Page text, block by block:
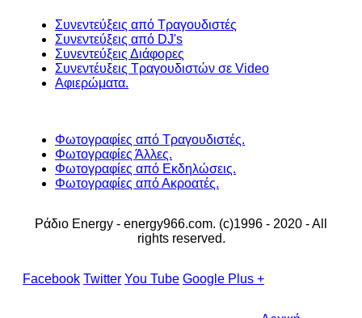
Συνεντεύξεις από Τραγουδιστές
Συνεντεύξεις από DJ's
Συνεντεύξεις Διάφορες
Συνεντέυξεις Τραγουδιστών σε Video
Αφιερώματα.
Φωτογραφίες από Τραγουδιστές.
Φωτογραφίες Άλλες.
Φωτογραφίες από Εκδηλώσεις.
Φωτογραφίες από Ακροατές.
Ράδιο Energy - energy966.com. (c)1996 - 2020 - All
rights reserved.
Facebook Twitter You Tube Google Plus +